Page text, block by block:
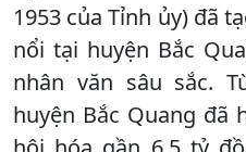
1953 của Tỉnh ủy) đã
nổi tại huyện Bắc
nhân văn sâu sắc.
huyện Bắc Quang đã